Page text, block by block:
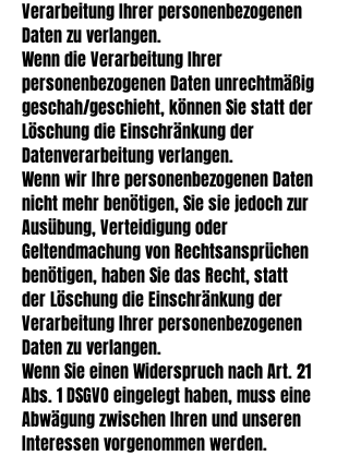
Verarbeitung Ihrer personenbezogenen
Daten zu verlangen.
Wenn die Verarbeitung Ihrer
personenbezogenen Daten unrechtmäßig
geschah/geschieht, können Sie statt der
Löschung die Einschränkung der
Datenverarbeitung verlangen.
Wenn wir Ihre personenbezogenen Daten
nicht mehr benötigen, Sie sie jedoch zur
Ausübung, Verteidigung oder
Geltendmachung von Rechtsansprüchen
benötigen, haben Sie das Recht, statt
der Löschung die Einschränkung der
Verarbeitung Ihrer personenbezogenen
Daten zu verlangen.
Wenn Sie einen Widerspruch nach Art. 21
Abs. 1 DSGVO eingelegt haben, muss eine
Abwägung zwischen Ihren und unseren
Interessen vorgenommen werden.